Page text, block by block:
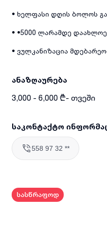
• ხელფასი დღის ბოლოს
• •5000 ლარამდე
• ვულკანიზაცია
ანაზღაურება
3,000 - 6,000 ₾- თვეში
საკონტაქტო
558 97 32 **
სასწრაფოდ